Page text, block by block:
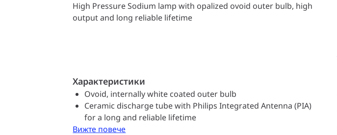
High Pressure Sodium lamp with opalized ovoid outer bulb, high
output and long reliable lifetime
Характеристики
Ovoid, internally white coated outer bulb
Ceramic discharge tube with Philips Integrated Antenna (PIA)
for a long and reliable lifetime
Вижте повече